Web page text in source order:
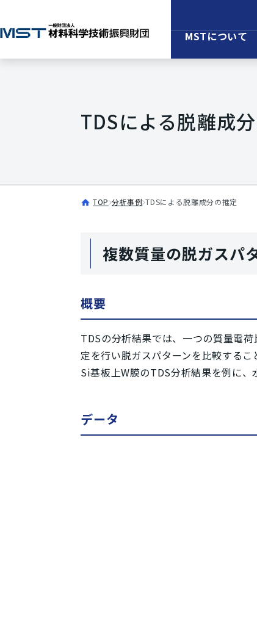
MSTについて
TDSによる脱離成
TOP 分析事例 TDSによる脱離成分の推定
複数質量の脱ガスパ
概要
TDSの分析結果では、一つの質量電荷
定を行い脱ガスパターンを比較するこ
Si基板上W膜のTDS分析結果を例に、
データ